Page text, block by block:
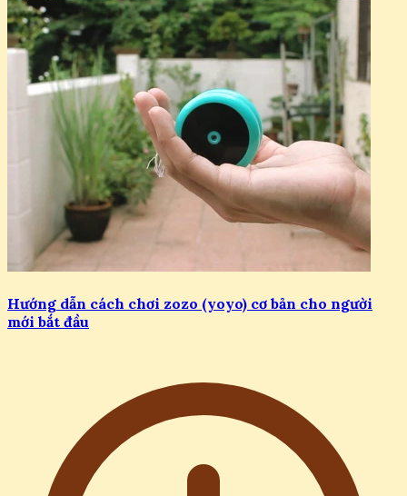
Hướng dẫn cách chơi zozo (yoyo) cơ bản cho người
mới bắt đầu